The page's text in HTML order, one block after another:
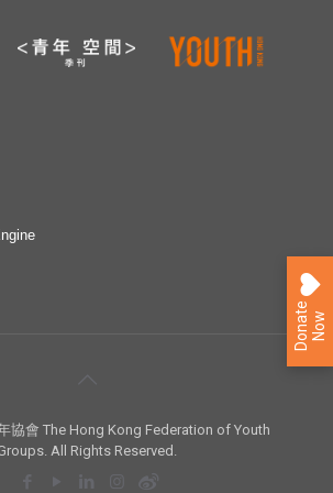
協會 The Hong Kong Federation of Youth
All Rights Reserved.
D
o
n
at
e
N
ow